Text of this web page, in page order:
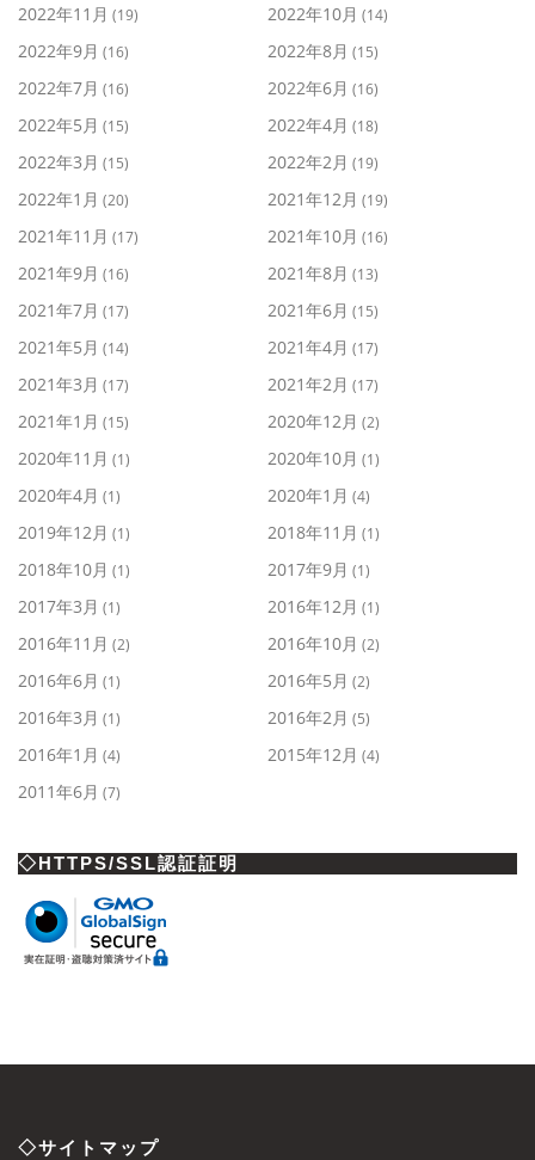
2022年11月 (19) 2022年10月 (14)
2022年9月 (16) 2022年8月 (15)
2022年7月 (16) 2022年6月 (16)
2022年5月 (15) 2022年4月 (18)
2022年3月 (15) 2022年2月 (19)
2022年1月 (20) 2021年12月 (19)
2021年11月 (17) 2021年10月 (16)
2021年9月 (16) 2021年8月 (13)
2021年7月 (17) 2021年6月 (15)
2021年5月 (14) 2021年4月 (17)
2021年3月 (17) 2021年2月 (17)
2021年1月 (15) 2020年12月 (2)
2020年11月 (1) 2020年10月 (1)
2020年4月 (1) 2020年1月 (4)
2019年12月 (1) 2018年11月 (1)
2018年10月 (1) 2017年9月 (1)
2017年3月 (1) 2016年12月 (1)
2016年11月 (2) 2016年10月 (2)
2016年6月 (1) 2016年5月 (2)
2016年3月 (1) 2016年2月 (5)
2016年1月 (4) 2015年12月 (4)
2011年6月 (7)
◇HTTPS/SSL認証証明
◇サイトマップ